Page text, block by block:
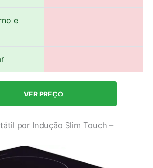
e
VER PREÇO
por Indução Slim Touch –